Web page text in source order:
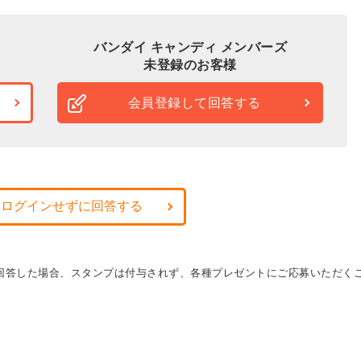
バンダイ キャンディ メンバーズ
未登録のお客様
会員登録して回答する
グインせずに回答する
した場合、スタンプは付与されず、各種プレゼントにご応募いただく